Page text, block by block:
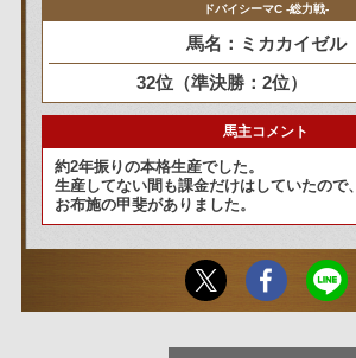
ドバイシーマC -総力戦-
馬名：ミカカイゼル
32位（準決勝：2位）
馬主コメント
約2年振りの本格生産でした。
生産してない間も課金だけはしていたので、
お布施の甲斐がありました。